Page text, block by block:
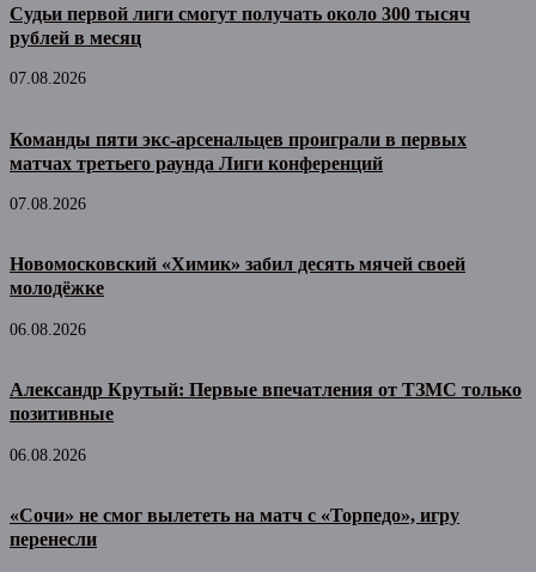
Судьи первой лиги смогут получать около 300 тысяч
рублей в месяц
07.08.2026
Команды пяти экс-арсенальцев проиграли в первых
матчах третьего раунда Лиги конференций
07.08.2026
Новомосковский «Химик» забил десять мячей своей
молодёжке
06.08.2026
Александр Крутый: Первые впечатления от ТЗМС только
позитивные
06.08.2026
«Сочи» не смог вылететь на матч с «Торпедо», игру
перенесли